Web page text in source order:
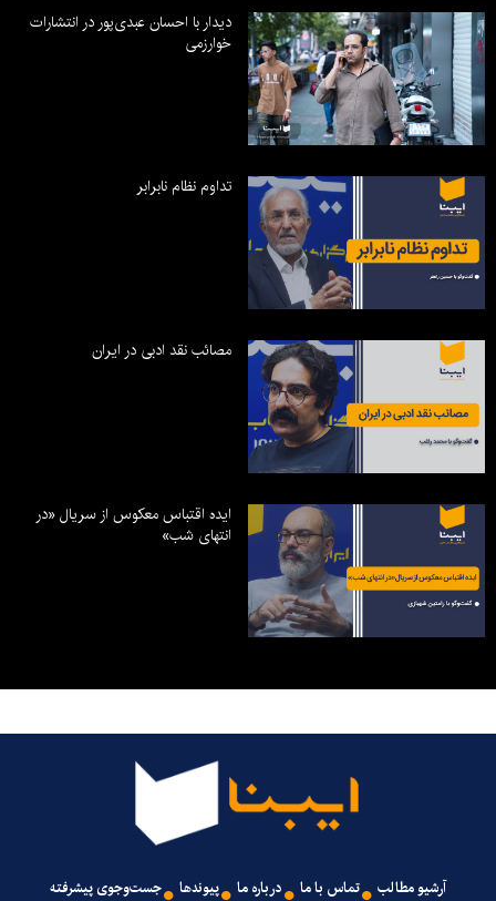
دیدار با احسان عبدی‌پور در انتشارات
خوارزمی
تداوم نظام نابرابر
مصائب نقد ادبی در ایران
ایده اقتباس معکوس از سریال «در
انتهای شب»
آرشیو مطالب تماس با ما درباره ما پیوندها جست‌وجوی پیشرفته